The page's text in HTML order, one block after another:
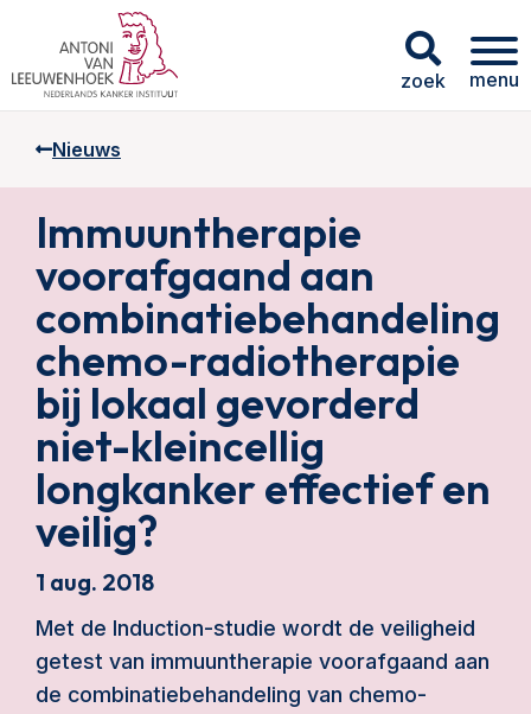
zoek menu
Nieuws
Immuuntherapie
voorafgaand aan
combinatiebehandeling
chemo-radiotherapie
bij lokaal gevorderd
niet-kleincellig
longkanker effectief en
veilig?
1 aug. 2018
Met de Induction-studie wordt de veiligheid
getest van immuuntherapie voorafgaand aan
de combinatiebehandeling van chemo-